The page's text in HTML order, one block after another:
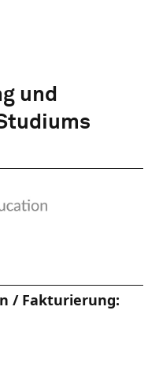
und
/ Fakturierung: